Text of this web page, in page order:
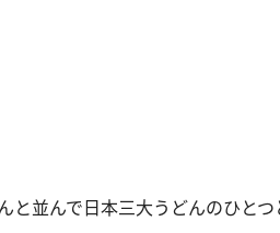
並んで日本三大うどんのひと